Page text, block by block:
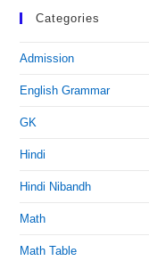
Categories
Admission
English Grammar
GK
Hindi
Hindi Nibandh
Math
Math Table